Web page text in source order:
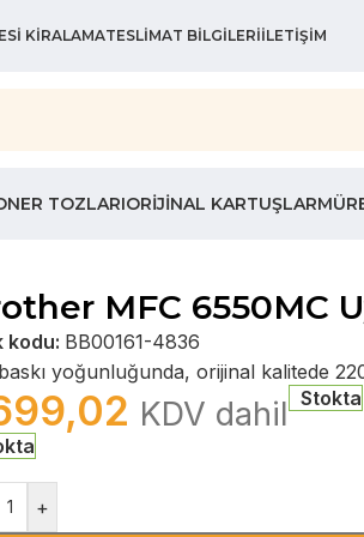
KIRALAMATESLIMAT BILGILERIİLETIŞIM
TOZLARIORIJINAL KARTUŞLAR
MFC 6550MC
kodu: BB00161-4836
yoğunluğunda, orijinal kalitede
KDV dahil Stokta
+